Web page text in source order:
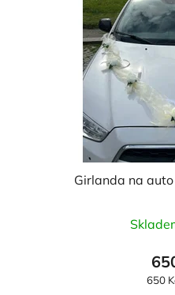
Girlanda na
650